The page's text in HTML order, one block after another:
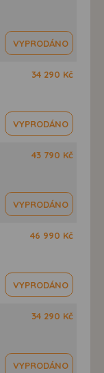
VYPRODÁNO
34 290 Kč
VYPRODÁNO
43 790 Kč
VYPRODÁNO
46 990 Kč
VYPRODÁNO
34 290 Kč
VYPRODÁNO